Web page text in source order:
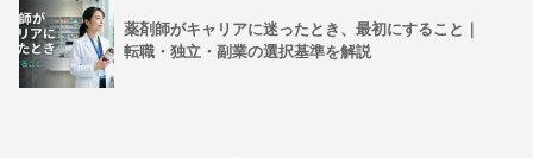
薬剤師がキャリアに迷ったとき、最初にすること｜
転職・独立・副業の選択基準を解説